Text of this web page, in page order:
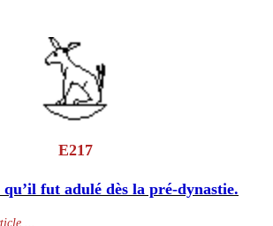
E217
fut adulé dès la pré-dynastie.
...